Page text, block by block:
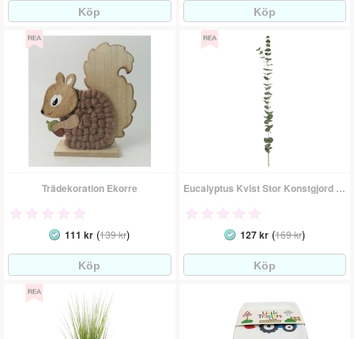
Trädekoration Ekorre
111 kr (139 kr)
Eucalyptus Kvist Stor Konstgjord Växt
127 kr(169 kr)